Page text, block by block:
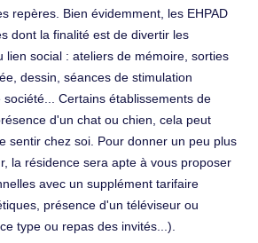
repères. Bien évidemment, les EHPAD
dont la finalité est de divertir les
lien social : ateliers de mémoire, sorties
dessin, séances de stimulation
Certains établissements de
d'un chat ou chien, cela peut
sentir chez soi. Pour donner un peu plus
la résidence sera apte à vous proposer
avec un supplément tarifaire
présence d'un téléviseur ou
type ou repas des invités...).